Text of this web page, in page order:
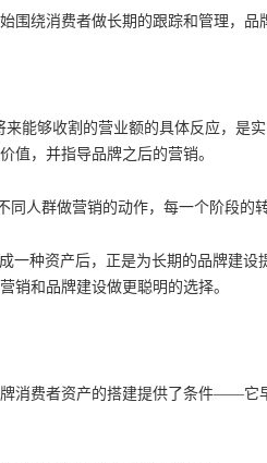
绕消费者做长期的跟踪和管理，
能够收割的营业额的具体反应，是
值，并指导品牌之后的营销。
人群做营销的动作，每一个阶段
种资产后，正是为长期的品牌建
销和品牌建设做更聪明的选择。
消费者资产的搭建提供了条件——